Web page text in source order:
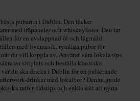
pubarna i Dublin. Den täcker
med träpaneler och whiskeylistor. Den tar
för en avslappnad öl och lågmäld
med livemusik, rymliga pubar för
du vill koppla av. Använd våra lokala tips
en sittplats och beställa klassiska
du ska dricka i Dublin för en pulserande
drinkar med lokalbor? Denna guide
rutter, tidstips och enkla sätt att njuta